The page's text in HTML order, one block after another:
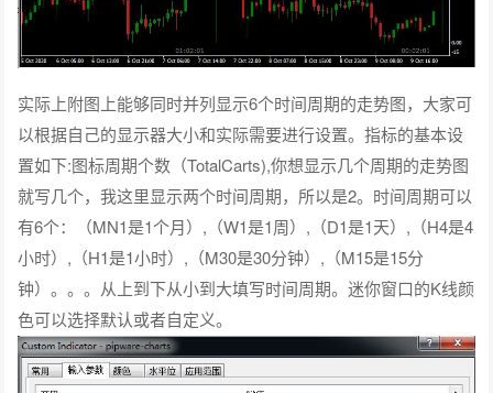
实际上附图上能够同时并列显示6个时间周期的走势图，大家可
以根据自己的显示器大小和实际需要进行设置。指标的基本设
置如下:图标周期个数（TotalCarts),你想显示几个周期的走势图
就写几个，我这里显示两个时间周期，所以是2。时间周期可以
有6个：（MN1是1个月）,（W1是1周）,（D1是1天）,（H4是4
小时）,（H1是1小时）,（M30是30分钟）,（M15是15分
钟）。。。从上到下从小到大填写时间周期。迷你窗口的K线颜
色可以选择默认或者自定义。